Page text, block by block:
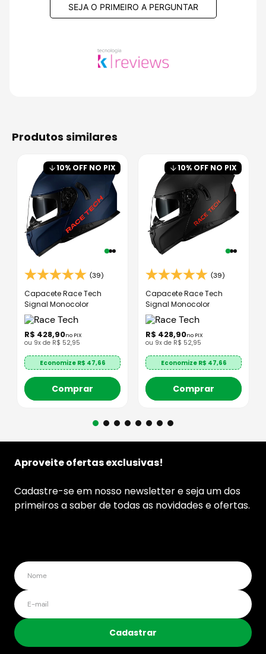
SEJA O PRIMEIRO A PERGUNTAR
produtos similares
10% OFF NO PIX
(39)
Capacete Race Tech
Signal Monocolor
R$ 428,90no PIX
ou 9x de R$ 52,95
Economize R$ 47,66
Comprar
10% OFF NO PIX
(39)
Capacete Race Tech
Signal Monocolor
R$ 428,90no PIX
ou 9x de R$ 52,95
Economize R$ 47,66
Comprar
Aproveite ofertas exclusivas!
Cadastre-se em nosso newsletter e seja um dos
primeiros a saber de todas as novidades e ofertas.
Cadastrar